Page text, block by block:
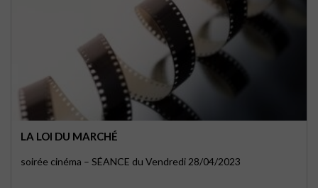
LA LOI DU MARCHÉ
soirée cinéma – SÉANCE du Vendredi 28/04/2023